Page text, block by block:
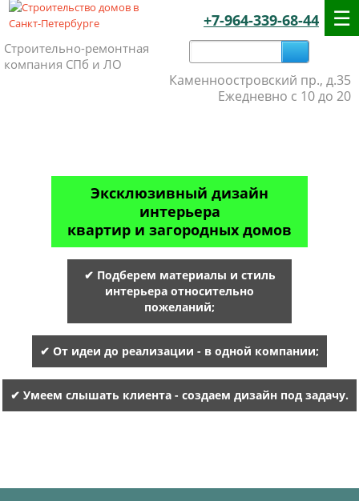
+7-964-339-68-44
Строительно-ремонтная
компания СПб и ЛО
Каменноостровский пр., д.35
Ежедневно с 10 до 20
Эксклюзивный дизайн
интерьера
квартир и загородных домов
✔ Подберем материалы и стиль
интерьера относительно
пожеланий;
✔ От идеи до реализации - в одной компании;
✔ Умеем слышать клиента - создаем дизайн под задачу.